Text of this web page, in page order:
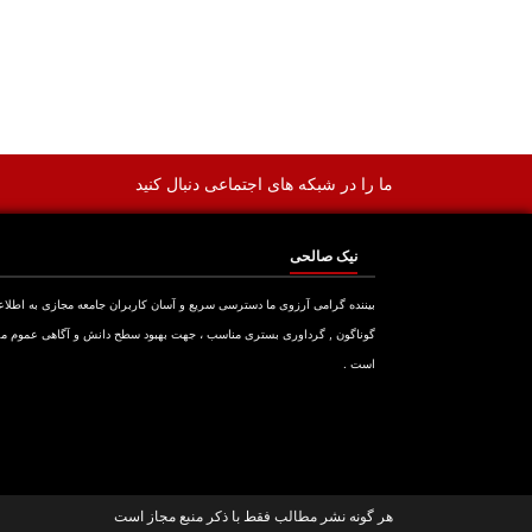
ما را در شبکه های اجتماعی دنبال کنید
نیک صالحی
بیننده گرامی آرزوی ما دسترسی سریع و آسان کاربران جامعه مجازی به
گوناگون , گرداوری بستری مناسب ، جهت بهبود سطح دانش و آگاهی عموم
است .
هر گونه نشر مطالب فقط با ذکر منبع مجاز است